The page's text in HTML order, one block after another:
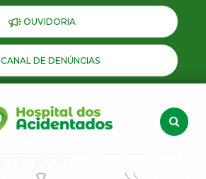
OUVIDORIA
CANAL DE DENÚNCIAS